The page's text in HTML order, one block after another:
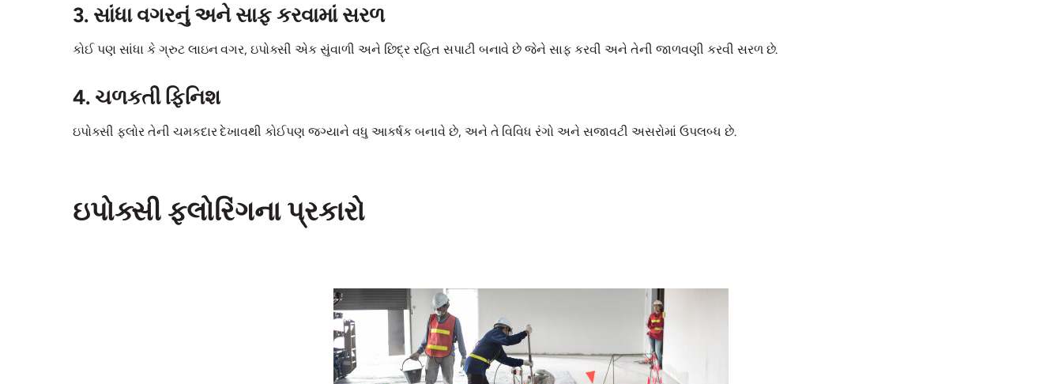
3. સાંધા વગરનું અને સાફ કરવામાં સરળ
કોઈ પણ સાંધા કે ગ્રુટ લાઇન વગર, ઇપોક્સી એક સુંવાળી અને છિદ્ર રહિત સપાટી બનાવે છે જેને સાફ કરવી અને તેની જાળવણી કરવી સરળ છે.
4. ચળકતી ફિનિશ
ઇપોક્સી ફ્લોર તેની ચમકદાર દેખાવથી કોઈપણ જગ્યાને વધુ આકર્ષક બનાવે છે, અને તે વિવિધ રંગો અને સજાવટી અસરોમાં ઉપલબ્ધ છે.
ઇપોક્સી ફ્લોરિંગના પ્રકારો